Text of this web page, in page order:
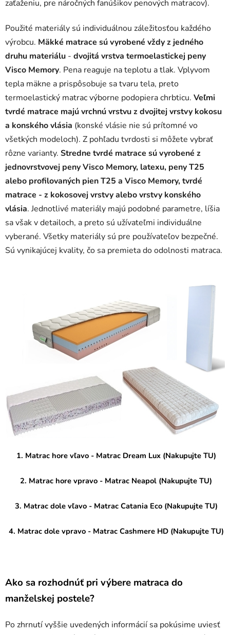
zaťaženiu, pre náročných fanúšikov penových matracov).
Použité materiály sú individuálnou záležitosťou každého
výrobcu. Mäkké matrace sú vyrobené vždy z jedného
druhu materiálu - dvojitá vrstva termoelastickej peny
Visco Memory. Pena reaguje na teplotu a tlak. Vplyvom
tepla mäkne a prispôsobuje sa tvaru tela, preto
termoelastický matrac výborne podopiera chrbticu. Veľmi
tvrdé matrace majú vrchnú vrstvu z dvojitej vrstvy kokosu
a konského vlásia (konské vlásie nie sú prítomné vo
všetkých modeloch). Z pohľadu tvrdosti si môžete vybrať
rôzne varianty. Stredne tvrdé matrace sú vyrobené z
jednovrstvovej peny Visco Memory, latexu, peny T25
alebo profilovaných pien T25 a Visco Memory, tvrdé
matrace - z kokosovej vrstvy alebo vrstvy konského
vlásia. Jednotlivé materiály majú podobné parametre, líšia
sa však v detailoch, a preto sú užívateľmi individuálne
vyberané. Všetky materiály sú pre používateľov bezpečné.
Sú vynikajúcej kvality, čo sa premieta do odolnosti matraca.
1. Matrac hore vľavo - Matrac Dream Lux (Nakupujte TU)
2. Matrac hore vpravo - Matrac Neapol (Nakupujte TU)
3. Matrac dole vľavo - Matrac Catania Eco (Nakupujte TU)
4. Matrac dole vpravo - Matrac Cashmere HD (Nakupujte TU)
Ako sa rozhodnúť pri výbere matraca do
manželskej postele?
Po zhrnutí vyššie uvedených informácií sa pokúsime uviesť